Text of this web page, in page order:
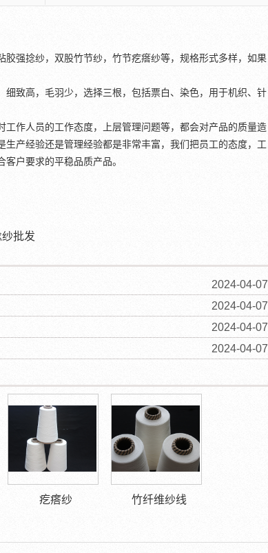
强捻纱，双股竹节纱，竹节疙瘩纱等，规格形式多样，如果
致高，毛羽少，选择三根，包括票白、染色，用于机织、针
作人员的工作态度，上层管理问题等，都会对产品的质量造
产经验还是管理经验都是非常丰富，我们把员工的态度，工
户要求的平稳品质产品。
批发
2024-04-07
2024-04-07
2024-04-07
2024-04-07
疙瘩纱 竹纤维纱线